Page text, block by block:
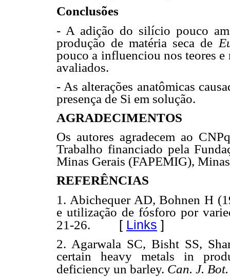
Conclusões
- A adição do silício pouco
produção de matéria seca de
pouco a influenciou nos teores
avaliados.
- As alterações anatômicas
presença de Si em solução.
AGRADECIMENTOS
Os autores agradecem ao
Trabalho financiado pela
Minas Gerais (FAPEMIG),
REFERÊNCIAS
1. Abichequer AD, Bohnen H
e utilização de fósforo por
21-26. [ Links ]
2. Agarwala SC, Bisht SS,
certain heavy metals in
deficiency un barley. Can. J.